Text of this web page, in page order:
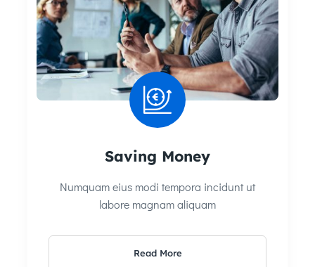
Saving Money
Numquam eius modi tempora incidunt ut
labore magnam aliquam
Read More